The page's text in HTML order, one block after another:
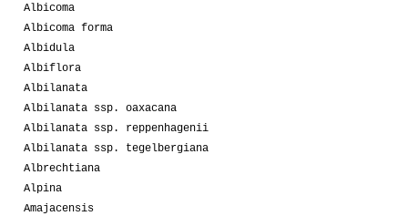
Albicoma
Albicoma forma
Albidula
Albiflora
Albilanata
Albilanata ssp. oaxacana
Albilanata ssp. reppenhagenii
Albilanata ssp. tegelbergiana
Albrechtiana
Alpina
Amajacensis